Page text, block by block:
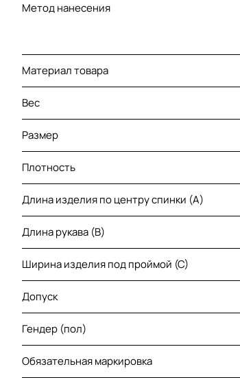
Метод нанесения
Материал товара
Вес
Размер
Плотность
Длина изделия по центру спинки (A)
Длина рукава (B)
Ширина изделия под проймой (С)
Допуск
Гендер (пол)
Обязательная маркировка